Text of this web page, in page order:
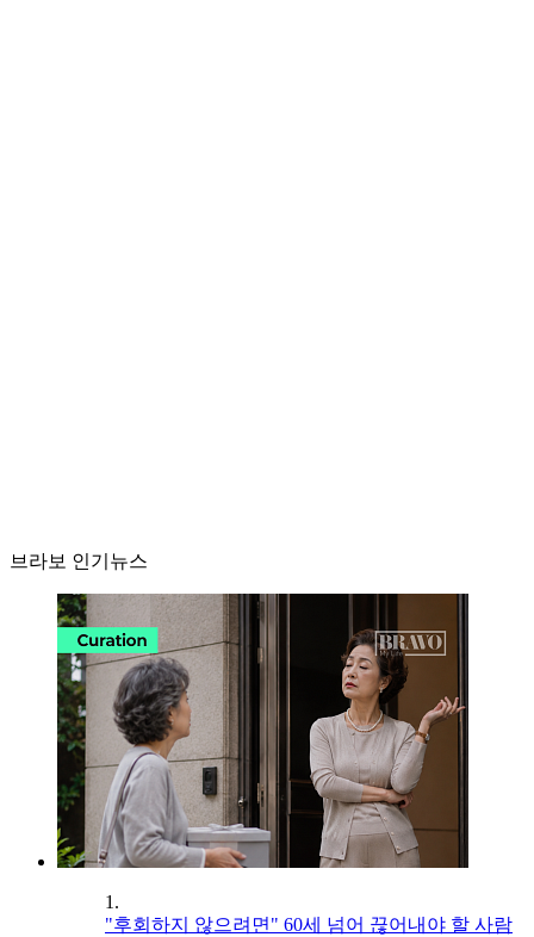
브라보 인기뉴스
1.
"후회하지 않으려면" 60세 넘어 끊어내야 할 사람